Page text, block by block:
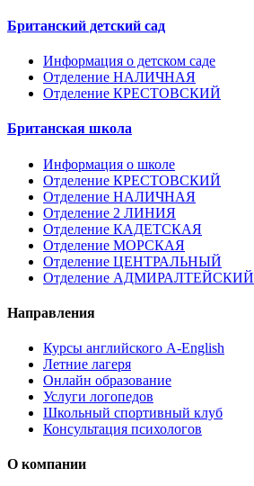
Британский детский сад
Информация о детском саде
Отделение НАЛИЧНАЯ
Отделение КРЕСТОВСКИЙ
Британская школа
Информация о школе
Отделение КРЕСТОВСКИЙ
Отделение НАЛИЧНАЯ
Отделение 2 ЛИНИЯ
Отделение КАДЕТСКАЯ
Отделение МОРСКАЯ
Отделение ЦЕНТРАЛЬНЫЙ
Отделение АДМИРАЛТЕЙСКИЙ
Направления
Курсы английского A-English
Летние лагеря
Онлайн образование
Услуги логопедов
Школьный спортивный клуб
Консультация психологов
О компании